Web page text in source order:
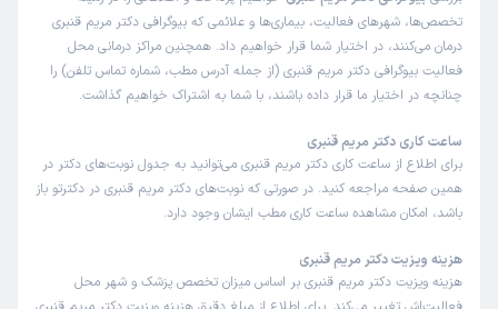
تخصص‌ها، شهرهای فعالیت، بیماری‌ها و علائمی که بیوگرافی دکتر مریم قنبری
درمان می‌کنند، در اختیار شما قرار خواهیم داد. همچنین مراکز درمانی محل
فعالیت بیوگرافی دکتر مریم قنبری (از جمله آدرس مطب، شماره تماس تلفن) را
چنانچه در اختیار ما قرار داده باشند، با شما به اشتراک خواهیم گذاشت.
ساعت کاری دکتر مریم قنبری
برای اطلاع از ساعت کاری دکتر مریم قنبری می‌توانید به جدول نوبت‌های دکتر در
همین صفحه مراجعه کنید. در صورتی که نوبت‌های دکتر مریم قنبری در دکترتو باز
باشد، امکان مشاهده ساعت کاری مطب ایشان وجود دارد.
هزینه ویزیت دکتر مریم قنبری
هزینه ویزیت دکتر مریم قنبری بر اساس میزان تخصص پزشک و شهر محل